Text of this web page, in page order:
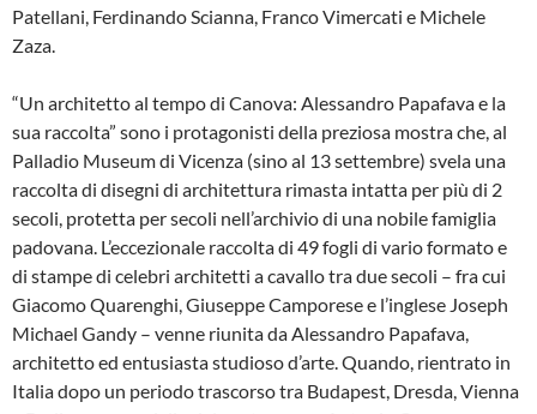
Patellani, Ferdinando Scianna, Franco Vimercati e Michele
Zaza.
“Un architetto al tempo di Canova: Alessandro Papafava e la
sua raccolta” sono i protagonisti della preziosa mostra che, al
Palladio Museum di Vicenza (sino al 13 settembre) svela una
raccolta di disegni di architettura rimasta intatta per più di 2
secoli, protetta per secoli nell’archivio di una nobile famiglia
padovana. L’eccezionale raccolta di 49 fogli di vario formato e
di stampe di celebri architetti a cavallo tra due secoli – fra cui
Giacomo Quarenghi, Giuseppe Camporese e l’inglese Joseph
Michael Gandy – venne riunita da Alessandro Papafava,
architetto ed entusiasta studioso d’arte. Quando, rientrato in
Italia dopo un periodo trascorso tra Budapest, Dresda, Vienna